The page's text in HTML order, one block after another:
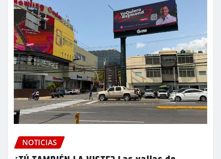
NOTICIAS